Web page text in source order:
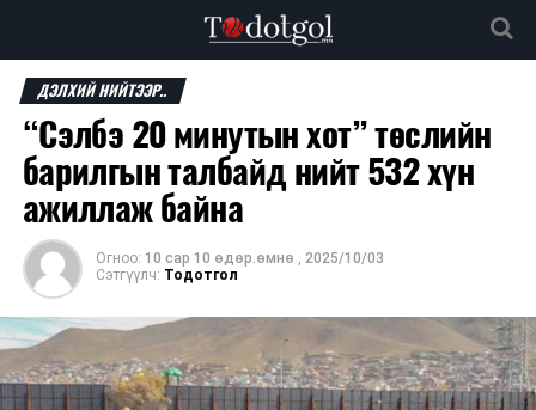
ДЭЛХИЙ НИЙТЭЭР..
“Сэлбэ 20 минутын хот” төслийн
барилгын талбайд нийт 532 хүн
ажиллаж байна
Огноо: 10 сар 10 өдөр.өмнө , 2025/10/03
Сэтгүүлч: Тодотгол